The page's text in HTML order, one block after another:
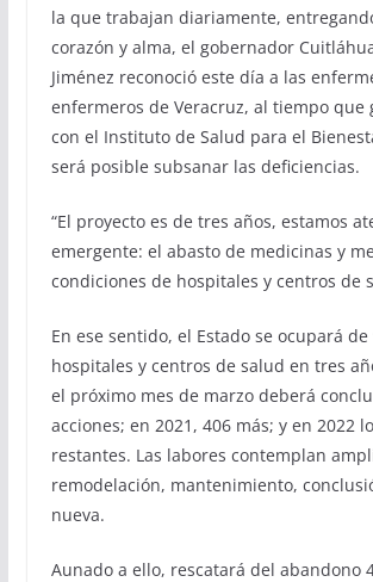
la que trabajan diariamente,
corazón y alma, el gobernador
Jiménez reconoció este día a las
enfermeros de Veracruz, al tiempo que
con el Instituto de Salud para el
será posible subsanar las deficiencias.
“El proyecto es de tres años, estamos
emergente: el abasto de medicinas y
condiciones de hospitales y centros de
En ese sentido, el Estado se ocupará de
hospitales y centros de salud en tres
el próximo mes de marzo deberá
acciones; en 2021, 406 más; y en 2022
restantes. Las labores contemplan
remodelación, mantenimiento,
nueva.
Aunado a ello, rescatará del abandono